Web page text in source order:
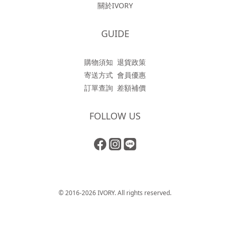
關於IVORY
GUIDE
購物須知 退貨政策
寄送方式 會員優惠
訂單查詢 差額補價
FOLLOW US
© 2016-2026 IVORY. All rights reserved.